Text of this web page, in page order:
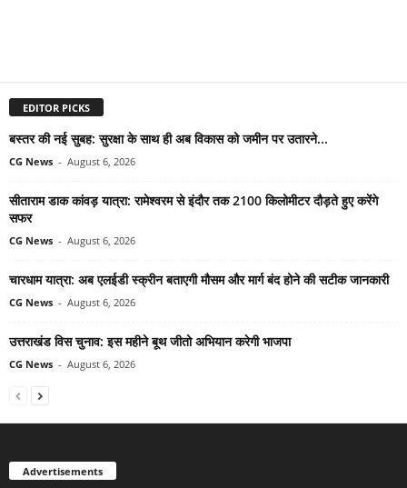
EDITOR PICKS
बस्तर की नई सुबह: सुरक्षा के साथ ही अब विकास को जमीन पर उतारने...
CG News - August 6, 2026
सीताराम डाक कांवड़ यात्रा: रामेश्वरम से इंदौर तक 2100 किलोमीटर दौड़ते हुए करेंगे
सफर
CG News - August 6, 2026
चारधाम यात्रा: अब एलईडी स्क्रीन बताएगी मौसम और मार्ग बंद होने की सटीक जानकारी
CG News - August 6, 2026
उत्तराखंड विस चुनाव: इस महीने बूथ जीतो अभियान करेगी भाजपा
CG News - August 6, 2026
Advertisements